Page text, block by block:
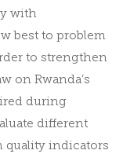
with
best to problem
to strengthen
on Rwanda’s
during
different
quality indicators